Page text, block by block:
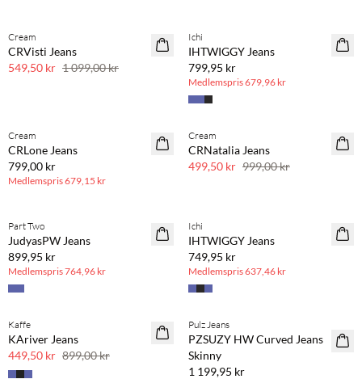
SAVE20
Cream
CRVisti Jeans
549,50 kr 1 099,00 kr
Ichi
IHTWIGGY Jeans
799,95 kr
Medlemspris679,96 kr
Cream
CRLone Jeans
799,00 kr
Medlemspris679,15 kr
SAVE20
Cream
CRNatalia Jeans
499,50 kr 999,00 kr
Part Two
JudyasPW Jeans
899,95 kr
Medlemspris764,96 kr
Ichi
IHTWIGGY Jeans
749,95 kr
Medlemspris637,46 kr
SAVE20
Kaffe
KAriver Jeans
449,50 kr 899,00 kr
BASIC DEAL
Pulz Jeans
PZSUZY HW Curved Jeans
Skinny
1 199,95 kr